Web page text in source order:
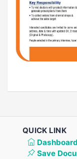
QUICK LINK
Dashboard
Save